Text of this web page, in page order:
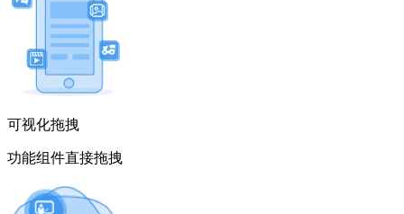
可视化拖拽
功能组件直接拖拽